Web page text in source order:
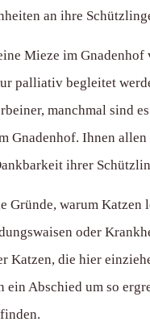
an ihre
Mieze im
palliativ begleitet
manchmal sind
Gnadenhof. Ihnen
ihrer
Gründe, warum Katzen
oder
Katzen, die hier
ein Abschied um so